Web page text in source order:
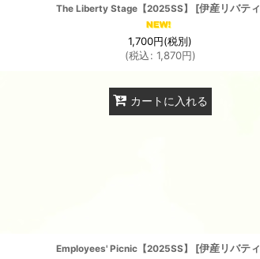
The Liberty Stage【2025SS】 [伊産リバティ
1,700円(税別)
(税込: 1,870円)
カートに入れる
Employees' Picnic【2025SS】 [伊産リバティ